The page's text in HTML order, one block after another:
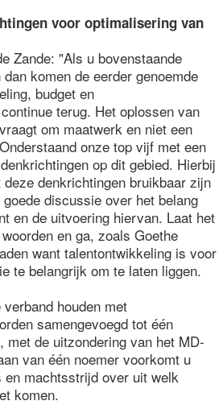
voor optimalisering van
Zande: "Als u bovenstaande
komen de eerder genoemde
budget en
terug. Het oplossen van
om maatwerk en niet een
onze top vijf met een
op dit gebied. Hierbij
denkrichtingen bruikbaar zijn
discussie over het belang
en de uitvoering hiervan. Laat het
en ga, zoals Goethe
want talentontwikkeling is voor
te belangrijk om te laten liggen.
houden met
samengevoegd tot één
met de uitzondering van het MD-
van één noemer voorkomt u
machtsstrijd over uit welk
komen.